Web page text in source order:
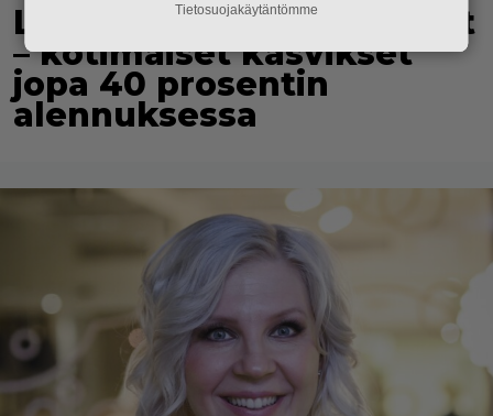
Lidl aloitti jättialennukset
– kotimaiset kasvikset
jopa 40 prosentin
alennuksessa
Tietosuojakäytäntömme